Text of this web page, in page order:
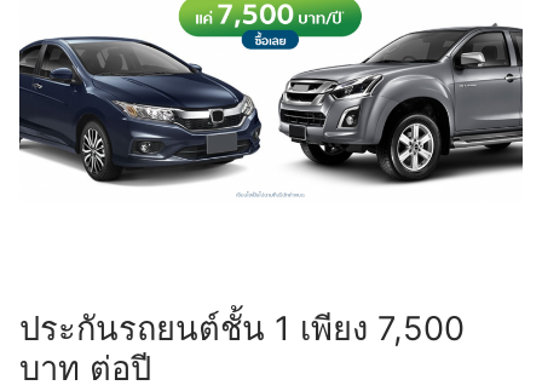
ประกันรถยนต์ชั้น 1 เพียง 7,500
บาท ต่อปี